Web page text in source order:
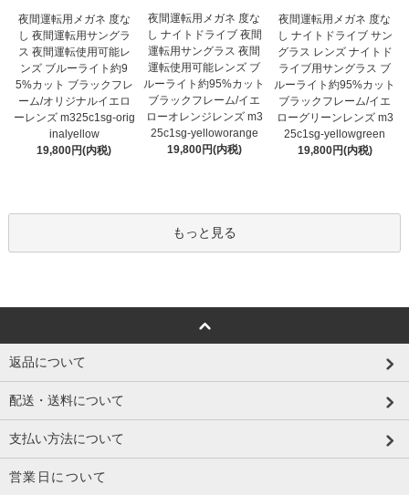
夜間運転用メガネ 度な
し 夜間運転用サングラ
ス 夜間運転使用可能レ
ンズ ブルーライト約9
5%カット ブラックフレ
ーム/オリジナルイエロ
ーレンズ m325c1sg-orig
inalyellow
19,800円(内税)
夜間運転用メガネ 度な
し ナイトドライブ 夜間
運転用サングラス 夜間
運転使用可能レンズ ブ
ルーライト約95%カット
ブラックフレーム/イエ
ローオレンジレンズ m3
25c1sg-yelloworange
19,800円(内税)
夜間運転用メガネ 度な
し ナイトドライブ サン
グラス レンズ ナイトド
ライブ用サングラス ブ
ルーライト約95%カット
ブラックフレーム/イエ
ローグリーンレンズ m3
25c1sg-yellowgreen
19,800円(内税)
もっと見る
返品について
配送・送料について
支払い方法について
営業日について